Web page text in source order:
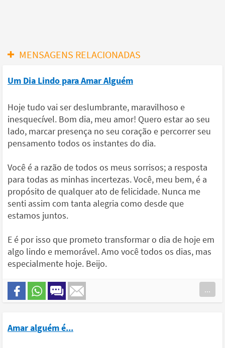
MENSAGENS RELACIONADAS
Um Dia Lindo para Amar Alguém
Hoje tudo vai ser deslumbrante, maravilhoso e
inesquecível. Bom dia, meu amor! Quero estar ao seu
lado, marcar presença no seu coração e percorrer seu
pensamento todos os instantes do dia.
Você é a razão de todos os meus sorrisos; a resposta
para todas as minhas incertezas. Você, meu bem, é a
propósito de qualquer ato de felicidade. Nunca me
senti assim com tanta alegria como desde que
estamos juntos.
E é por isso que prometo transformar o dia de hoje em
algo lindo e memorável. Amo você todos os dias, mas
especialmente hoje. Beijo.
...
Amar alguém é...